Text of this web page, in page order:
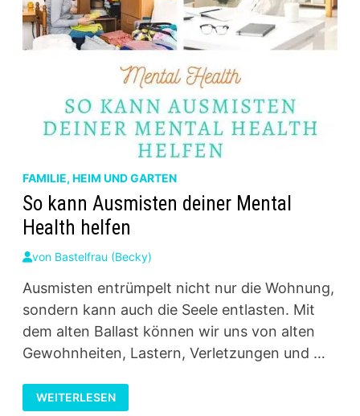
FAMILIE, HEIM UND GARTEN
So kann Ausmisten deiner Mental
Health helfen
von Bastelfrau (Becky)
Ausmisten entrümpelt nicht nur die Wohnung,
sondern kann auch die Seele entlasten. Mit
dem alten Ballast können wir uns von alten
Gewohnheiten, Lastern, Verletzungen und …
SO
KANN
AUSMISTEN
WEITERLESEN